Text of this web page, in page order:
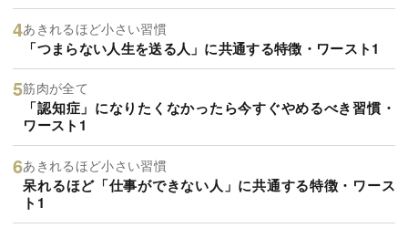
あきれるほど小さい習慣
「つまらない人生を送る人」に共通する特徴・ワースト1
筋肉が全て
「認知症」になりたくなかったら今すぐやめるべき習慣・
ワースト1
あきれるほど小さい習慣
呆れるほど「仕事ができない人」に共通する特徴・ワース
ト1